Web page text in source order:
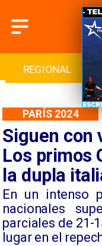
REGIONAL
Siguen con
Los primos
la dupla
​En un intenso
nacionales
parciales de 21-
lugar en el
PARÍS 2024